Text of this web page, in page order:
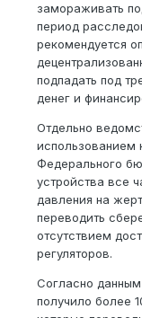
замораживать
период
рекомендуется
подпадать под
денег и
Отдельно
использованием
Федерального
устройства все
давления на
переводить
отсутствием
регуляторов.
Согласно
получило более